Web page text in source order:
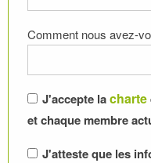
Comment nous avez-
J'accepte lacharte
et chaque membre
J'atteste que les